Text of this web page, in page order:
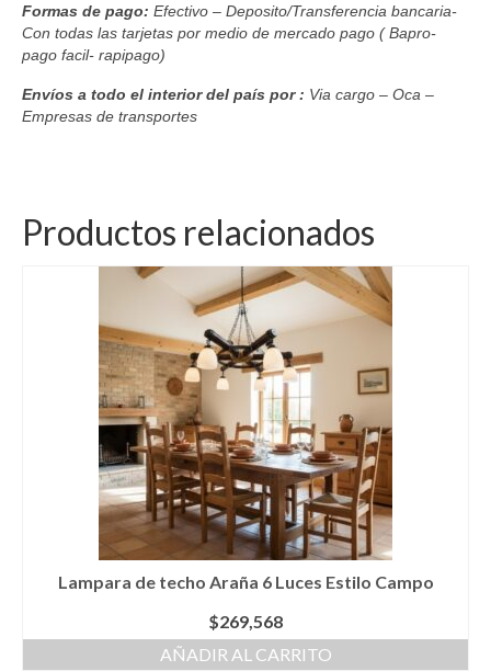
Formas de pago: Efectivo – Deposito/Transferencia bancaria-
Con todas las tarjetas por medio de mercado pago ( Bapro-
pago facil- rapipago)
Envíos a todo el interior del país por : Via cargo – Oca –
Empresas de transportes
Productos relacionados
Lampara de techo Araña 6 Luces Estilo Campo
$269,568
AÑADIR AL CARRITO